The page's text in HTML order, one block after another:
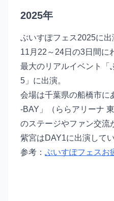
2025年
ぶいすぽフェス2025に出
11月22～24日の3日間に
最大のリアルイベント「
5」に出演。
会場は千葉県の船橋市に
-BAY」（ららアリーナ
のステージやファン交流
紫宮はDAY1に出演してい
参考： ぶいすぽフェスお